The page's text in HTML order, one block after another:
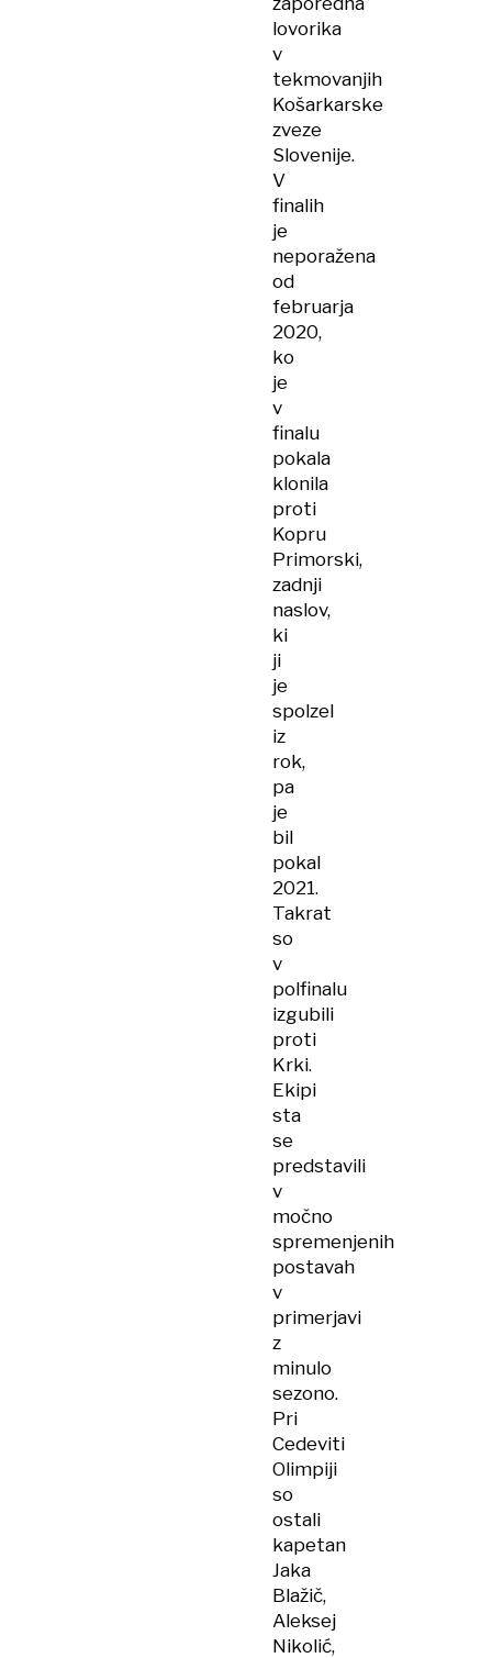
lovorika
v
tekmovanjih
Košarkarske
zveze
Slovenije.
V
finalih
je
neporažena
od
februarja
2020,
ko
je
v
finalu
pokala
klonila
proti
Kopru
Primorski,
zadnji
naslov,
ki
ji
je
spolzel
iz
rok,
pa
je
bil
pokal
2021.
Takrat
so
v
polfinalu
izgubili
proti
Krki.
Ekipi
sta
se
predstavili
v
močno
spremenjenih
postavah
v
primerjavi
z
minulo
sezono.
Pri
Cedeviti
Olimpiji
so
ostali
kapetan
Jaka
Blažič,
Aleksej
Nikolić,